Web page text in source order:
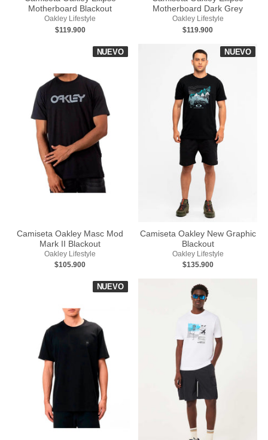
Motherboard Blackout
Oakley Lifestyle
$119.900
Motherboard Dark Grey
Oakley Lifestyle
$119.900
NUEVO
Camiseta Oakley Masc Mod
Mark II Blackout
Oakley Lifestyle
$105.900
NUEVO
Camiseta Oakley New Graphic
Blackout
Oakley Lifestyle
$135.900
NUEVO